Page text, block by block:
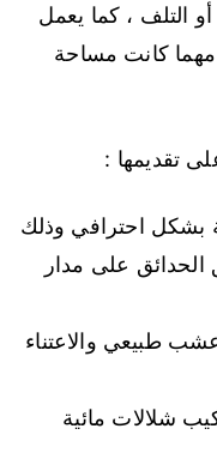
التلف ، كما يعمل
مهما كانت مساحة
تقديمها :
بشكل احترافي وذلك
على مدار
طبيعي والاعتناء
شلالات مائية